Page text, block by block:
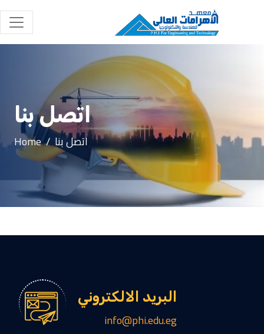
اتصل بنا
Home اتصل بنا
البريد الالكتروني
info@phi.edu.eg